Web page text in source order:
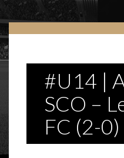
#U14 |
SCO –
FC (2-0)